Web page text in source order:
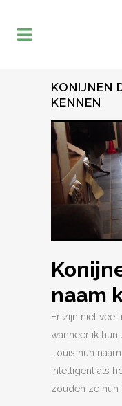
KONIJNEN
KENNEN
naam
Er zijn niet
wanneer ik hun
Louis hun
intelligent als
zouden ze hun